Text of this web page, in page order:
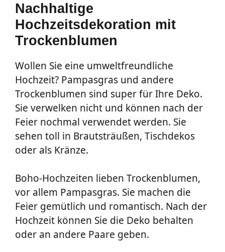
Nachhaltige
Hochzeitsdekoration mit
Trockenblumen
Wollen Sie eine umweltfreundliche
Hochzeit? Pampasgras und andere
Trockenblumen sind super für Ihre Deko.
Sie verwelken nicht und können nach der
Feier nochmal verwendet werden. Sie
sehen toll in Brautsträußen, Tischdekos
oder als Kränze.
Boho-Hochzeiten lieben Trockenblumen,
vor allem Pampasgras. Sie machen die
Feier gemütlich und romantisch. Nach der
Hochzeit können Sie die Deko behalten
oder an andere Paare geben.